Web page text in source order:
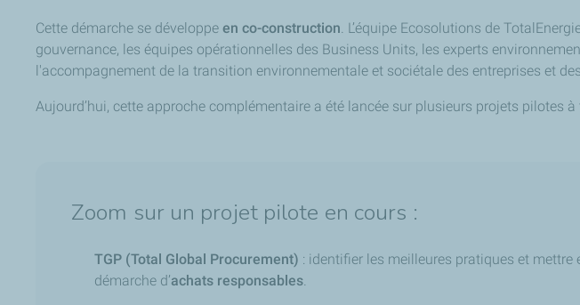
Cette démarche se développe en co-construction . L’équipe Ecosolutions de
gouvernance, les équipes opérationnelles des Business Units, les experts
l'accompagnement de la transition environnementale et sociétale des entreprises et
Aujourd’hui, cette approche complémentaire a été lancée sur plusieurs projets pilotes
Zoom sur un projet pilote en cours :
TGP (Total Global Procurement) : identifier les meilleures pratiques et
démarche d’achats responsables